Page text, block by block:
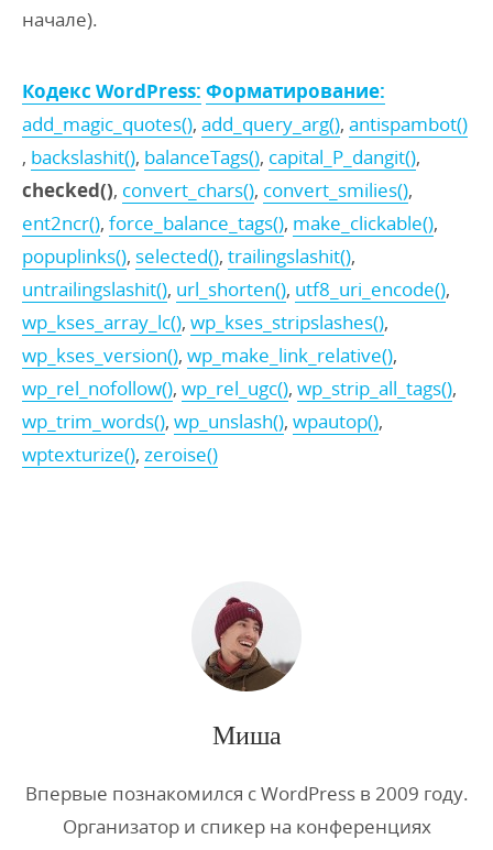
начале).
Кодекс WordPress: Форматирование:
add_magic_quotes(), add_query_arg(), antispambot()
, backslashit(), balanceTags(), capital_P_dangit(),
checked(), convert_chars(), convert_smilies(),
ent2ncr(), force_balance_tags(), make_clickable(),
popuplinks(), selected(), trailingslashit(),
untrailingslashit(), url_shorten(), utf8_uri_encode(),
wp_kses_array_lc(), wp_kses_stripslashes(),
wp_kses_version(), wp_make_link_relative(),
wp_rel_nofollow(), wp_rel_ugc(), wp_strip_all_tags(),
wp_trim_words(), wp_unslash(), wpautop(),
wptexturize(), zeroise()
Миша
Впервые познакомился с WordPress в 2009 году.
Организатор и спикер на конференциях